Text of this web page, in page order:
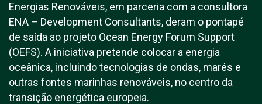
Energias Renováveis, em parceria com a consultora
ENA – Development Consultants, deram o pontapé
de saída ao projeto Ocean Energy Forum Support
(OEFS). A iniciativa pretende colocar a energia
oceânica, incluindo tecnologias de ondas, marés e
outras fontes marinhas renováveis, no centro da
transição energética europeia.